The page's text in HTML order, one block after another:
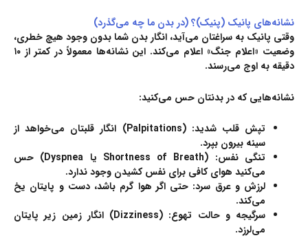
نشانه‌های پانیک (پنیک)؟ (در بدن ما چه می‌گذرد)
وقتی پانیک به سراغتان می‌آید، انگار بدن شما بدون وجود هیچ خطری،
وضعیت «اعلام جنگ» اعلام می‌کند. این نشانه‌ها معمولاً در کمتر از ۱۰
دقیقه به اوج می‌رسند.
نشانه‌هایی که در بدنتان حس می‌کنید:
تپش قلب شدید: (
Palpitations) انگار قلبتان می‌خواهد از
سینه بیرون بپرد.
تنگی نفس: (
Shortness of Breath یا Dyspnea) حس
می‌کنید هوای کافی برای نفس کشیدن وجود ندارد.
لرزش و عرق سرد: حتی اگر هوا گرم باشد، دست و پایتان یخ
می‌کند.
سرگیجه و حالت تهوع: (
Dizziness) انگار زمین زیر پایتان
می‌لرزد.